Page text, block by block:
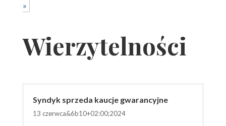
»
Wierzytelności
Syndyk sprzeda kaucje gwarancyjne
13 czerwca&6b10+02:00;2024